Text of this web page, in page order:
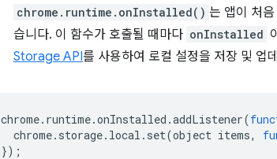
chrome.runtime.onInstalled() 는 앱이 처
습니다. 이 함수가 호출될 때마다 onInstalled
Storage API를 사용하여 로컬 설정을 저장 및 업
chrome. runtime.onInstalled .addListener(
chrome. storage. local . set(object items,
});